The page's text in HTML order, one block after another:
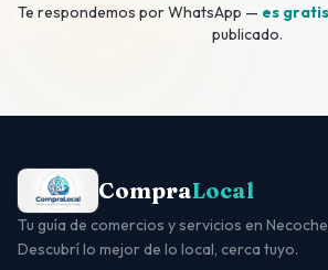
Te respondemos por WhatsApp — es gratis
publicado.
CompraLocal
Tu guía de comercios y servicios en
Descubrí lo mejor de lo local, cerca tuyo.